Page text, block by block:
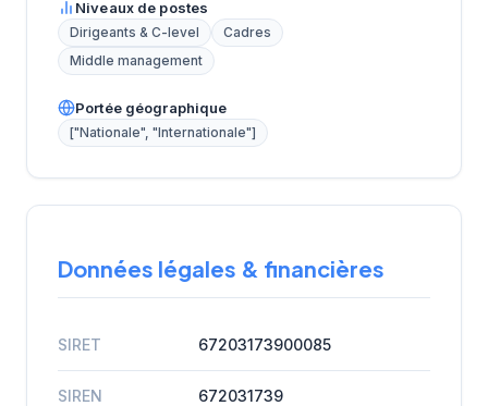
Niveaux de postes
Dirigeants & C-level
Cadres
Middle management
Portée géographique
["Nationale", "Internationale"]
Données légales & financières
SIRET 67203173900085
SIREN 672031739